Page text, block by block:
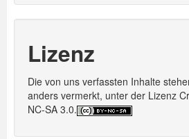
Lizenz
Die von uns verfassten Inhalte
anders vermerkt, unter der Lizenz
NC-SA 3.0.